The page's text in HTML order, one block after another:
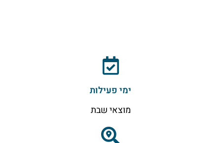
ימי פעילות
מוצאי שבת